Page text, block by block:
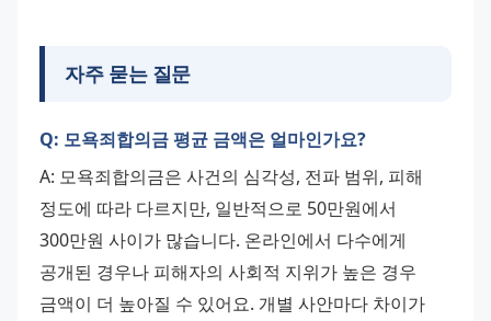
자주 묻는 질문
Q: 모욕죄합의금 평균 금액은 얼마인가요?
A: 모욕죄합의금은 사건의 심각성, 전파 범위, 피해
정도에 따라 다르지만, 일반적으로 50만원에서
300만원 사이가 많습니다. 온라인에서 다수에게
공개된 경우나 피해자의 사회적 지위가 높은 경우
금액이 더 높아질 수 있어요. 개별 사안마다 차이가